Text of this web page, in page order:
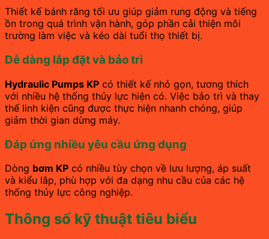
Thiết kế bánh răng tối ưu giúp giảm rung động và tiếng
ồn trong quá trình vận hành, góp phần cải thiện môi
trường làm việc và kéo dài tuổi thọ thiết bị.
Dễ dàng lắp đặt và bảo trì
Hydraulic Pumps KP có thiết kế nhỏ gọn, tương thích
với nhiều hệ thống thủy lực hiện có. Việc bảo trì và thay
thế linh kiện cũng được thực hiện nhanh chóng, giúp
giảm thời gian dừng máy.
Đáp ứng nhiều yêu cầu ứng dụng
Dòng bơm KP có nhiều tùy chọn về lưu lượng, áp suất
và kiểu lắp, phù hợp với đa dạng nhu cầu của các hệ
thống thủy lực công nghiệp.
Thông số kỹ thuật tiêu biểu